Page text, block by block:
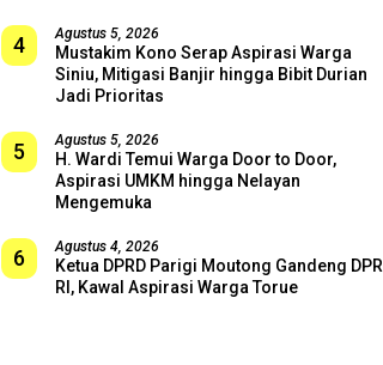
4 Agustus 5, 2026
Mustakim Kono Serap Aspirasi Warga
Siniu, Mitigasi Banjir hingga Bibit Durian
Jadi Prioritas
5 Agustus 5, 2026
H. Wardi Temui Warga Door to Door,
Aspirasi UMKM hingga Nelayan
Mengemuka
6 Agustus 4, 2026
Ketua DPRD Parigi Moutong Gandeng DPR
RI, Kawal Aspirasi Warga Torue